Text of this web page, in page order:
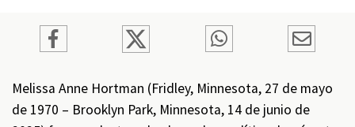
Melissa Anne Hortman (Fridley, Minnesota, 27 de mayo
de 1970 – Brooklyn Park, Minnesota, 14 de junio de